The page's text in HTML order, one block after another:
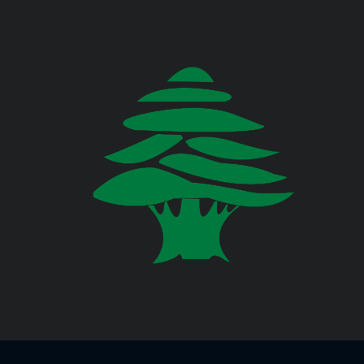
Jul 23, 2026
صدر عن دائرة الإعلام والعلاقات العامة
في المديرية العامة للدفاع المدني
اللبناني البيان الآتي:
Jul 22, 2026
صدر عن دائرة الإعلام والعلاقات العامة
في المديرية العامة للدفاع المدني
Jul 20, 2026
وزارة الخارجية والمغتربين
وزارة الصناعة
وزارة العدل